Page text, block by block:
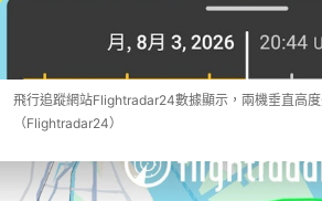
飛行追蹤網站Flightradar24數據顯示，兩機垂直高
（Flightradar24）